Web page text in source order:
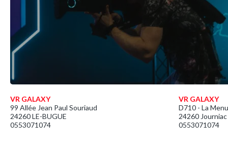
VR GALAXY
99 Allée Jean Paul Souriaud
24260 LE-BUGUE
0553071074
VR GALAXY
D710 - La
24260 Journiac
0553071074